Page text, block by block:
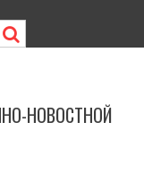
НОВОСТНОЙ